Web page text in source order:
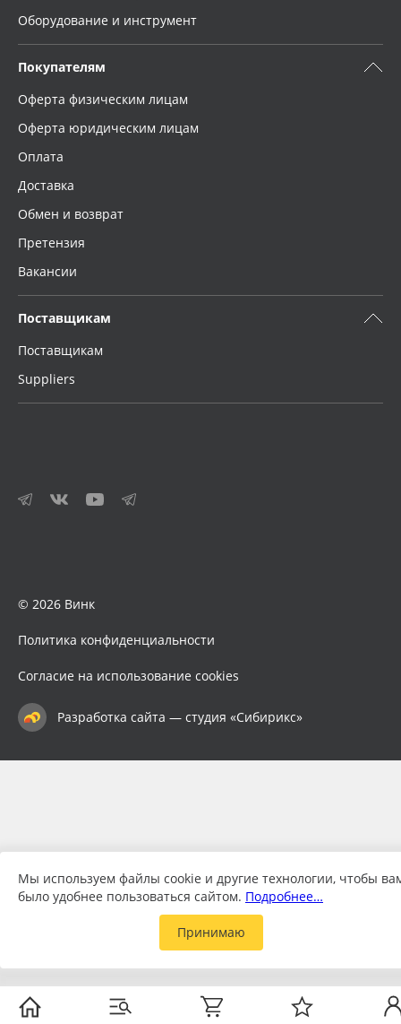
Оборудование и инструмент
Покупателям
Оферта физическим лицам
Оферта юридическим лицам
Оплата
Доставка
Обмен и возврат
Претензия
Вакансии
Поставщикам
Поставщикам
Suppliers
© 2026 Винк
Политика конфиденциальности
Согласие на использование cookies
Разработка сайта — студия «Сибирикс»
Мы используем файлы cookie и другие технологии, чтобы
было удобнее пользоваться сайтом. Подробнее…
Принимаю